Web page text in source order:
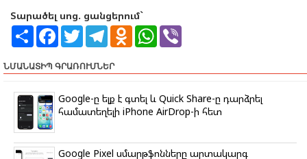
Տարածել սոց. ցանցերում`
S
r
e
F
e
b
o
k
T
w
t
t
r
T
e
g
a
m
O
k
a
s
s
i
k
W
s
p
p
r
ՆՄԱՆԱՏԻՊ ԳՐԱՌՈՒՄՆԵՐ
Google-ը ելք է գտել և Quick Share-ը դարձրել
համատեղելի iPhone AirDrop-ի հետ
Google Pixel սմարթֆոնները արտակարգ